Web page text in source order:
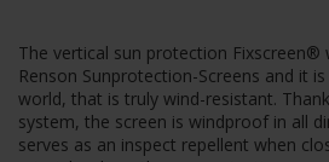
The vertical sun protection Fixscreen®
Renson Sunprotection-Screens and it
world, that is truly wind-resistant.
system, the screen is windproof in all
serves as an inspect repellent when